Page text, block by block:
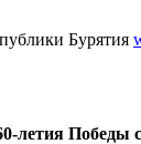
Бурятия
Победы